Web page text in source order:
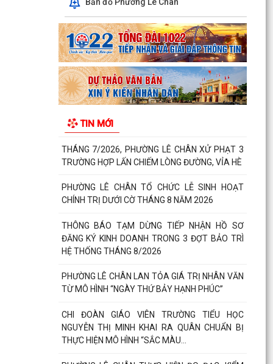
Bản đồ Phường Lê Chân
TIN MỚI
BÍ THƯ ĐẢNG ỦY PHƯỜNG LÊ CHÂN DỰ SINH
HOẠT CHI BỘ THƯỜNG KỲ TẠI TỔ DÂN PHỐ SỐ
38
THÁNG 7/2026, PHƯỜNG LÊ CHÂN XỬ PHẠT 3
TRƯỜNG HỢP LẤN CHIẾM LÒNG ĐƯỜNG, VỈA HÈ
CHÍNH TRỊ DƯỚI CỜ THÁNG 8 NĂM 2026
THÔNG BÁO TẠM DỪNG TIẾP NHẬN HỒ SƠ
ĐĂNG KÝ KINH DOANH TRONG 3 ĐỢT BẢO TRÌ
PHƯỜNG LÊ CHÂN LAN TỎA GIÁ TRỊ NHÂN VĂN
CHI ĐOÀN GIÁO VIÊN TRƯỜNG TIỂU HỌC
NGUYỄN THỊ MINH KHAI RA QUÂN CHUẨN BỊ
PHƯỜNG LÊ CHÂN THỰC HIỆN ĐO ĐẠC, KIỂM
QUÁN MAU
THÔNG BÁO VỀ VIỆC TUYỂN CHỌN THỰC TẬP